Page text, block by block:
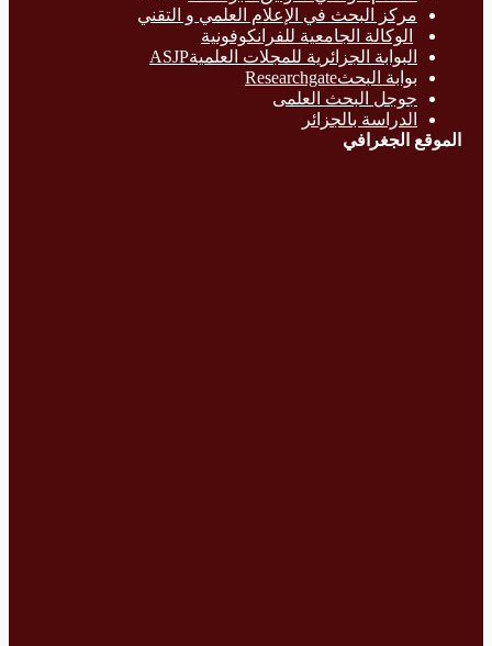
مركز البحث في الإعلام العلمي و التقني
الوكالة الجامعية للفرانكوفونية
البوابة الجزائرية للمجلات العلميةASJP
بوابة البحثResearchgate
جوجل البحث العلمى
الدراسة بالجزائر
الموقع الجغرافي